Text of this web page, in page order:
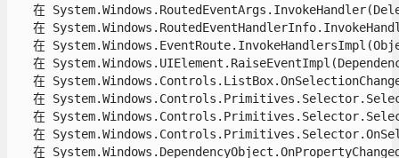
在
在
在
在
在
在
在
在
在